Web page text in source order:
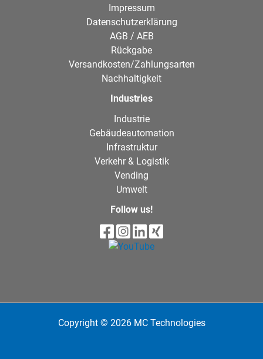
Impressum
Datenschutzerklärung
AGB / AEB
Rückgabe
Versandkosten/Zahlungsarten
Nachhaltigkeit
Industries
Industrie
Gebäudeautomation
Infrastruktur
Verkehr & Logistik
Vending
Umwelt
Follow us!
Copyright © 2026 MC Technologies